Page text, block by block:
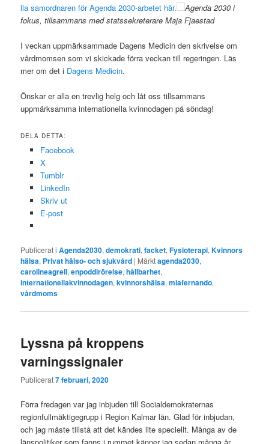
lla samordnaren för Agenda 2030-arbetet här.
Agenda 2030 i
fokus, tillsammans med statssekreterare Maja Fjaestad
I veckan uppmärksammade Dagens Medicin den skrivelse om
vårdmomsen som vi skickade förra veckan till regeringen. Läs
mer om det i Dagens Medicin.
Önskar er alla en trevlig helg och låt oss tillsammans
uppmärksamma internationella kvinnodagen på söndag!
DELA DETTA:
Facebook
X
Tumblr
LinkedIn
Skriv ut
E-post
Publicerat i Agenda2030,demokrati,facket,Fysioterapi,Kvinnors
hälsa, Privat hälso- och sjukvård | Märktagenda2030,
carolineagrell,enpoddirörelse,hållbarhet,
internationellakvinnodagen,kvinnorshälsa,miafernando,
vårdmoms
Lyssna på kroppens
varningssignaler
Publicerat7 februari, 2020
Förra fredagen var jag inbjuden till Socialdemokraternas
regionfullmäktigegrupp i Region Kalmar län. Glad för inbjudan,
och jag måste tillstå att det kändes lite speciellt. Många av de